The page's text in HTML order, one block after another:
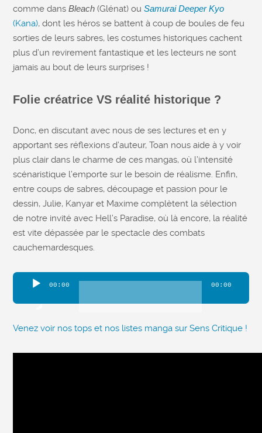
comme dansBleach (Glénat) ouSamurai Deeper Kyo
(Kana), dont les héros se battent à coup de boules de feu
sorties de leurs sabres, les costumes historiques cachent
plus d’un revirement fantastique et les lecteurs ne sont
jamais au bout de leurs surprises !
Folie créatrice VS réalité historique ?
Donc, en discutant avec nous de ses lectures et en y
apportant ses réflexions d’auteur, Toan nous aide à y voir
plus clair dans le charme de ces mangas, où l’intensité
scénaristique l’emporte sur le besoin de réalisme. Enfin,
entre coups de sabres, découpage et passion pour le
dessin, Julie, Kanyar et Maxime complètent la sélection
de notre invité avec Hell’s Paradise, où là encore, la réalité
est vite dépassée par le spectacle des combats
cauchemardesques.
Lecteur
00:00 00:00
Venez voir nos tops et nos listes manga sur Sens Critique !